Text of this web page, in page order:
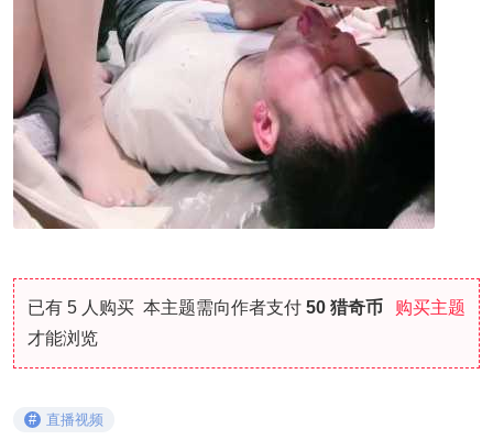
购买主题
已有 5 人购买 本主题需向作者支付 50 猎奇币
才能浏览
# 直播视频